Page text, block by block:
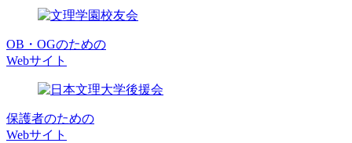
OB・OGのための
Webサイト
保護者のための
Webサイト